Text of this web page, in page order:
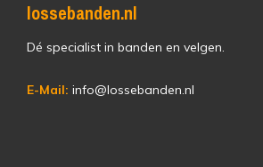
lossebanden.nl
Dé specialist in banden en velgen.
E-Mail: info@lossebanden.nl